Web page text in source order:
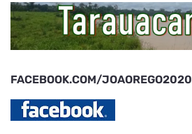
FACEBOOK.COM/JOAOREGO2020